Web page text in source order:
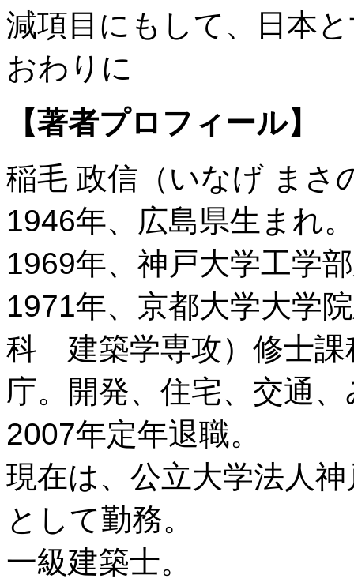
減項目にもして、日本
おわりに
【著者プロフィール】
稲毛 政信（いなげ まさ
1946年、広島県生まれ
1969年、神戸大学工学
1971年、京都大学大学
科 建築学専攻）修士課
庁。開発、住宅、交通
2007年定年退職。
現在は、公立大学法人
として勤務。
一級建築士。